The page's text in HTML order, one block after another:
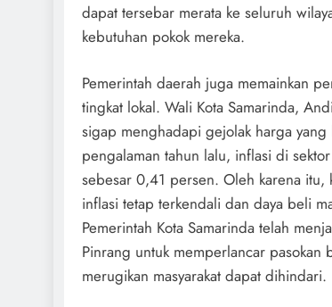
dapat tersebar merata ke seluruh
kebutuhan pokok mereka.
Pemerintah daerah juga memainkan
tingkat lokal. Wali Kota Samarinda,
sigap menghadapi gejolak harga
pengalaman tahun lalu, inflasi di
sebesar 0,41 persen. Oleh karena
inflasi tetap terkendali dan daya beli
Pemerintah Kota Samarinda telah
Pinrang untuk memperlancar
merugikan masyarakat dapat dihindari.